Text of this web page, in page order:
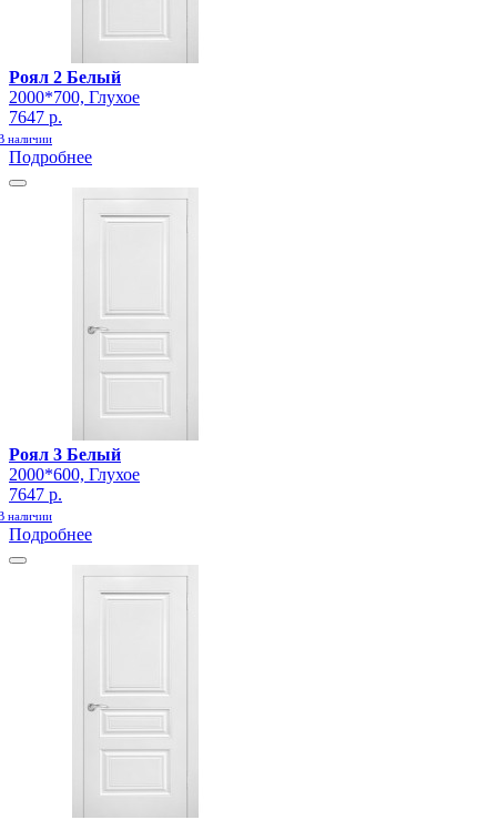
Роял 2 Белый
2000*700, Глухое
7647 р.
наличии
Подробнее
Роял 3 Белый
2000*600, Глухое
7647 р.
наличии
Подробнее